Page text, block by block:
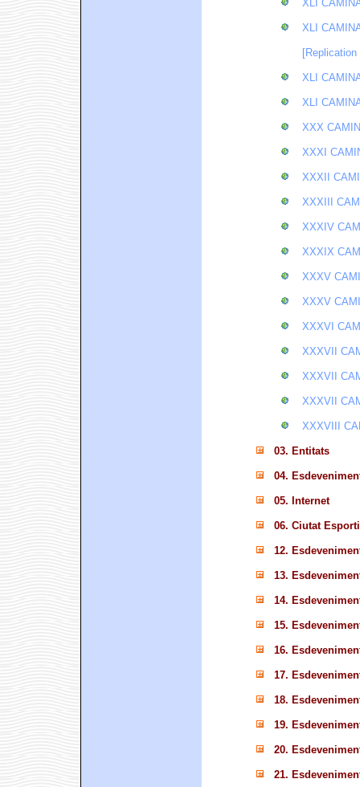
XLI
XLI
XLI
XLI
XXX
XXXI
XXXII
XXXIII
XXXIV
XXXIX
XXXV
XXXV
XXXVI
XXXVII
XXXVII
XXXVII
XXXVIII
03. Entitats
04.
05. Internet
06. Ciutat
12.
13.
14.
15.
16.
17.
18.
19.
20.
21.